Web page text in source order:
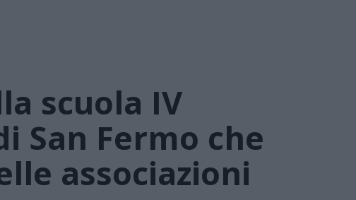
scuola IV
San Fermo che
associazioni